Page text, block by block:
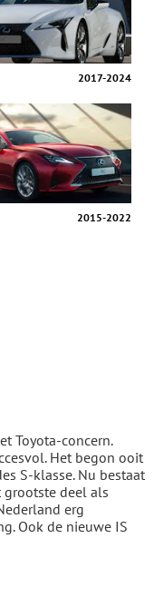
2017-2024
2015-2022
Toyota-concern.
Het begon ooit
S-klasse. Nu bestaat
deel als
erg
Ook de nieuwe IS